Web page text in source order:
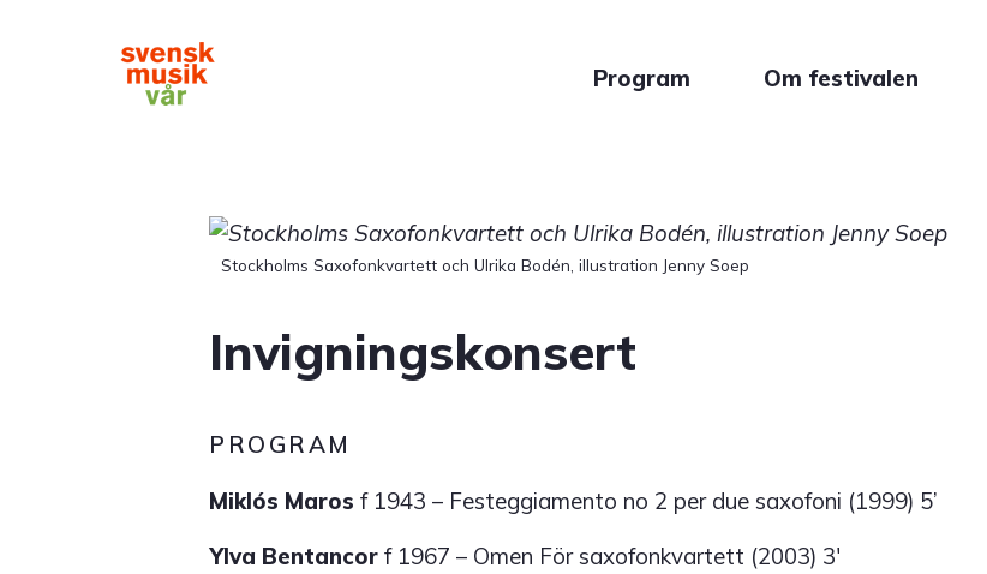
huvudinnehåll
Program Om festivalen
Stockholms Saxofonkvartett och Ulrika Bodén, illustration Jenny Soep
Invigningskonsert
PROGRAM
Miklós Maros f 1943 – Festeggiamento no 2 per due saxofoni (1999) 5’
Ylva Bentancor f 1967 – Omen För saxofonkvartett (2003) 3'